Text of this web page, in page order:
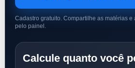
Cadastro gratuito. Compartilhe as matérias
pelo painel.
Calcule quanto você